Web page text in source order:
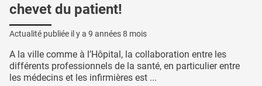
chevet du patient!
Actualité publiée il y a 9 années 8 mois
A la ville comme à l’Hôpital, la collaboration entre les
différents professionnels de la santé, en particulier entre
les médecins et les infirmières est ...